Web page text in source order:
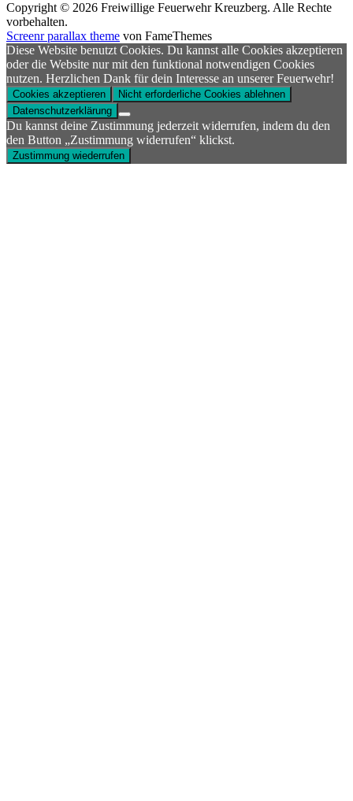
Copyright © 2026 Freiwillige Feuerwehr Kreuzberg. Alle Rechte
vorbehalten.
Screenr parallax theme von FameThemes
Diese Website benutzt Cookies. Du kannst alle Cookies akzeptieren
oder die Website nur mit den funktional notwendigen Cookies
nutzen. Herzlichen Dank für dein Interesse an unserer Feuerwehr!
Cookies akzeptieren
Nicht erforderliche Cookies ablehnen
Datenschutzerklärung
Du kannst deine Zustimmung jederzeit widerrufen, indem du den
den Button „Zustimmung widerrufen“ klickst.
Zustimmung wiederrufen